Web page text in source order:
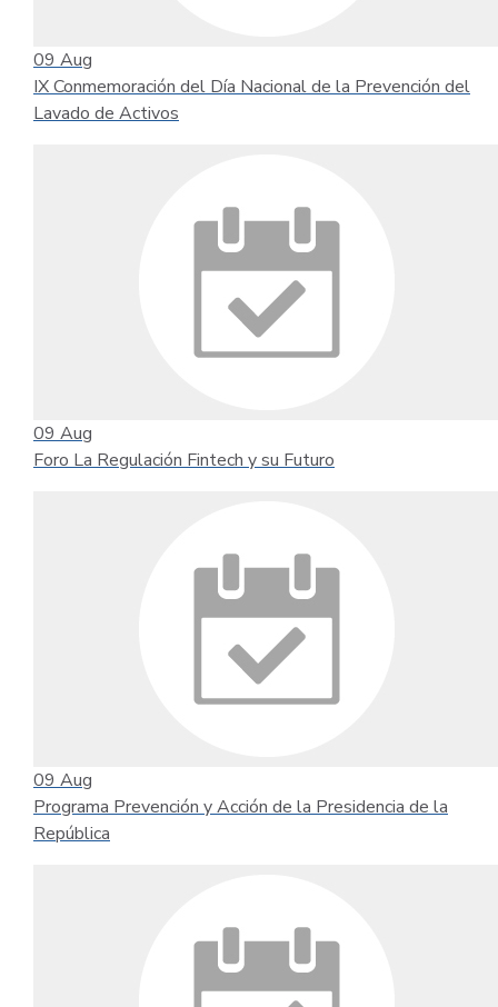
09 Aug
IX Conmemoración del Día Nacional de la Prevención del
Lavado de Activos
09 Aug
Foro La Regulación Fintech y su Futuro
09 Aug
Programa Prevención y Acción de la Presidencia de la
República